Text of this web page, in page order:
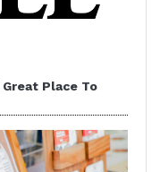
Place To